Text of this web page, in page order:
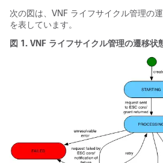
次の図は、VNF ライフサイクル管理の
を表しています。
図 1. VNF ライフサイクル管理の遷移状